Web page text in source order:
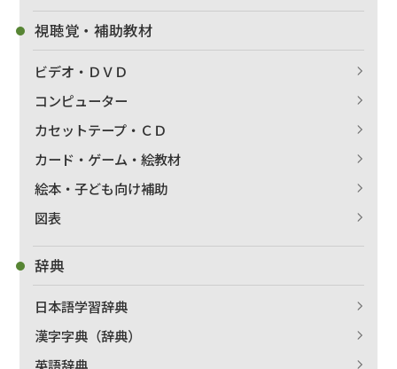
著者名で絞り込む
視聴覚・補助教材
ビデオ・ＤＶＤ
コンピューター
カセットテープ・ＣＤ
カード・ゲーム・絵教材
絵本・子ども向け補助
図表
辞典
日本語学習辞典
漢字字典（辞典）
英語辞典